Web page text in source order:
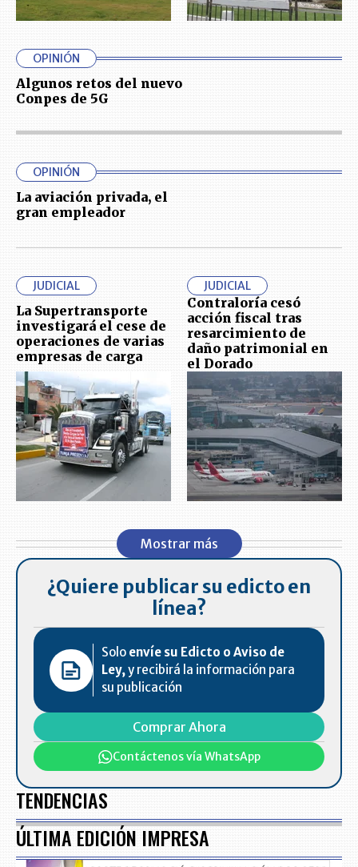
OPINIÓN
Algunos retos del nuevo
Conpes de 5G
OPINIÓN
La aviación privada, el
gran empleador
JUDICIAL
La Supertransporte
investigará el cese de
operaciones de varias
empresas de carga
JUDICIAL
Contraloría cesó
acción fiscal tras
resarcimiento de
daño patrimonial en
el Dorado
Mostrar más
¿Quiere publicar su edicto en
línea?
Solo envíe su Edicto o Aviso de
Ley,y recibirá la información para
su publicación
Comprar Ahora
Contáctenos vía WhatsApp
TENDENCIAS
ÚLTIMA EDICIÓN IMPRESA